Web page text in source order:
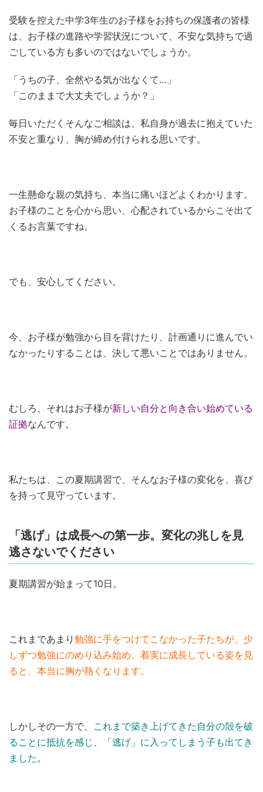
受験を控えた中学3年生のお子様をお持ちの保護者の皆様
は、お子様の進路や学習状況について、不安な気持ちで過
ごしている方も多いのではないでしょうか。
「うちの子、全然やる気が出なくて…」
「このままで大丈夫でしょうか？」
毎日いただくそんなご相談は、私自身が過去に抱えていた
不安と重なり、胸が締め付けられる思いです。
一生懸命な親の気持ち、本当に痛いほどよくわかります。
お子様のことを心から思い、心配されているからこそ出て
くるお言葉ですね。
でも、安心してください。
今、お子様が勉強から目を背けたり、計画通りに進んでい
なかったりすることは、決して悪いことではありません。
むしろ、それはお子様が新しい自分と向き合い始めている
証拠なんです。
私たちは、この夏期講習で、そんなお子様の変化を、喜び
を持って見守っています。
「逃げ」は成長への第一歩。変化の兆しを見
逃さないでください
夏期講習が始まって10日。
これまであまり 勉強に手をつけてこなかった子たちが、少
しずつ勉強にのめり込み始め、着実に成長している姿を見
ると、本当に胸が熱くなります。
しかしその一方で、 これまで築き上げてきた自分の殻を破
ることに抵抗を感じ、「逃げ」に入ってしまう子も出てき
ました 。